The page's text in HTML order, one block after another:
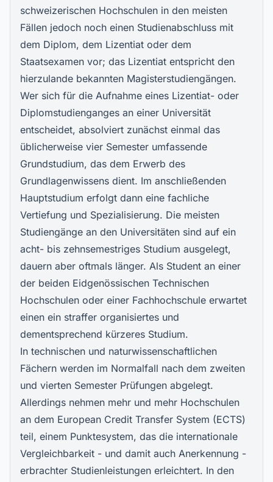
schweizerischen Hochschulen in den meisten
Fällen jedoch noch einen Studienabschluss mit
dem Diplom, dem Lizentiat oder dem
Staatsexamen vor; das Lizentiat entspricht den
hierzulande bekannten Magisterstudiengängen.
Wer sich für die Aufnahme eines Lizentiat- oder
Diplomstudienganges an einer Universität
entscheidet, absolviert zunächst einmal das
üblicherweise vier Semester umfassende
Grundstudium, das dem Erwerb des
Grundlagenwissens dient. Im anschließenden
Hauptstudium erfolgt dann eine fachliche
Vertiefung und Spezialisierung. Die meisten
Studiengänge an den Universitäten sind auf ein
acht- bis zehnsemestriges Studium ausgelegt,
dauern aber oftmals länger. Als Student an einer
der beiden Eidgenössischen Technischen
Hochschulen oder einer Fachhochschule erwartet
einen ein straffer organisiertes und
dementsprechend kürzeres Studium.
In technischen und naturwissenschaftlichen
Fächern werden im Normalfall nach dem zweiten
und vierten Semester Prüfungen abgelegt.
Allerdings nehmen mehr und mehr Hochschulen
an dem European Credit Transfer System (ECTS)
teil, einem Punktesystem, das die internationale
Vergleichbarkeit - und damit auch Anerkennung -
erbrachter Studienleistungen erleichtert. In den